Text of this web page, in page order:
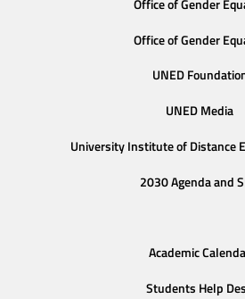
Office of Gender
Office of Gender
UNED
UNED Media
University Institute of Distance
2030 Agenda and
Academic
Students Help